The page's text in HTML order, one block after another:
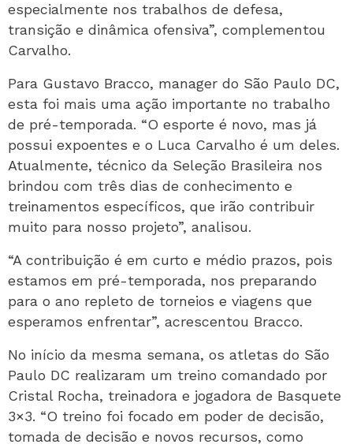
especialmente nos trabalhos de defesa,
transição e dinâmica ofensiva”, complementou
Carvalho.
Para Gustavo Bracco, manager do São Paulo DC,
esta foi mais uma ação importante no trabalho
de pré-temporada. “O esporte é novo, mas já
possui expoentes e o Luca Carvalho é um deles.
Atualmente, técnico da Seleção Brasileira nos
brindou com três dias de conhecimento e
treinamentos específicos, que irão contribuir
muito para nosso projeto”, analisou.
“A contribuição é em curto e médio prazos, pois
estamos em pré-temporada, nos preparando
para o ano repleto de torneios e viagens que
esperamos enfrentar”, acrescentou Bracco.
No início da mesma semana, os atletas do São
Paulo DC realizaram um treino comandado por
Cristal Rocha, treinadora e jogadora de Basquete
3×3. “O treino foi focado em poder de decisão,
tomada de decisão e novos recursos, como